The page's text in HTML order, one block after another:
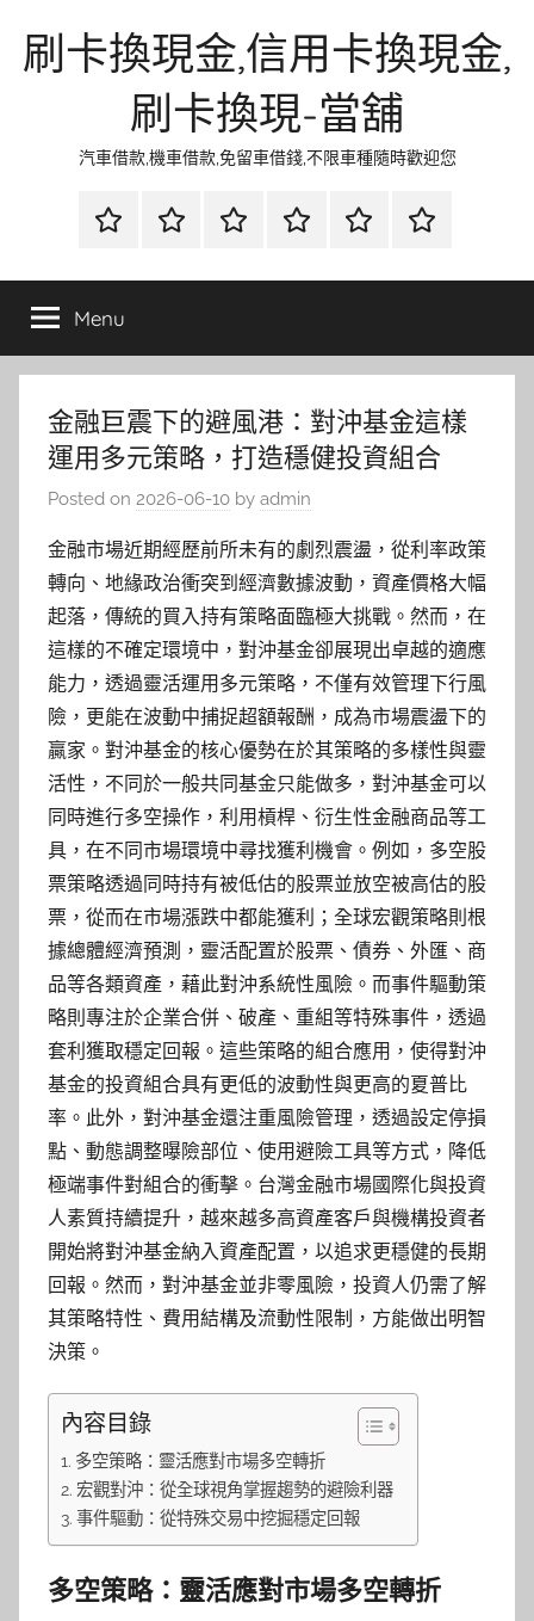
刷卡換現金,信用卡換現金,
刷卡換現-當舖
汽車借款,機車借款,免留車借錢,不限車種隨時歡迎您
首
當
金
網
資
流
時
環
清
聯
徵
Menu
金融巨震下的避風港：對沖基金這樣
運用多元策略，打造穩健投資組合
Posted on 2026-06-10 by admin
金融市場近期經歷前所未有的劇烈震盪，從利率政策
轉向、地緣政治衝突到經濟數據波動，資產價格大幅
起落，傳統的買入持有策略面臨極大挑戰。然而，在
這樣的不確定環境中，對沖基金卻展現出卓越的適應
能力，透過靈活運用多元策略，不僅有效管理下行風
險，更能在波動中捕捉超額報酬，成為市場震盪下的
贏家。對沖基金的核心優勢在於其策略的多樣性與靈
活性，不同於一般共同基金只能做多，對沖基金可以
同時進行多空操作，利用槓桿、衍生性金融商品等工
具，在不同市場環境中尋找獲利機會。例如，多空股
票策略透過同時持有被低估的股票並放空被高估的股
票，從而在市場漲跌中都能獲利；全球宏觀策略則根
據總體經濟預測，靈活配置於股票、債券、外匯、商
品等各類資產，藉此對沖系統性風險。而事件驅動策
略則專注於企業合併、破產、重組等特殊事件，透過
套利獲取穩定回報。這些策略的組合應用，使得對沖
基金的投資組合具有更低的波動性與更高的夏普比
率。此外，對沖基金還注重風險管理，透過設定停損
點、動態調整曝險部位、使用避險工具等方式，降低
極端事件對組合的衝擊。台灣金融市場國際化與投資
人素質持續提升，越來越多高資產客戶與機構投資者
開始將對沖基金納入資產配置，以追求更穩健的長期
回報。然而，對沖基金並非零風險，投資人仍需了解
其策略特性、費用結構及流動性限制，方能做出明智
決策。
內容目錄
多空策略：靈活應對市場多空轉折
宏觀對沖：從全球視角掌握趨勢的避險利器
事件驅動：從特殊交易中挖掘穩定回報
多空策略：靈活應對市場多空轉折